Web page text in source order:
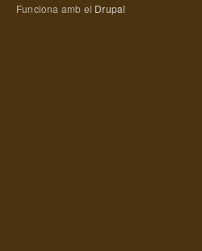
Funciona amb el Drupal